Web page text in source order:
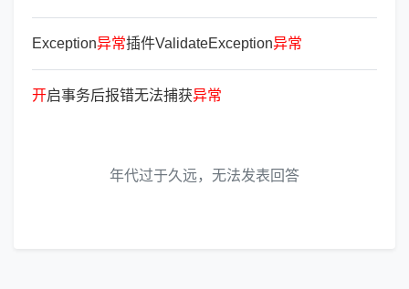
Exception异常插件ValidateException异常
开启事务后报错无法捕获异常
年代过于久远，无法发表回答